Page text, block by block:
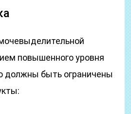
повышенного уровня
должны быть ограничены